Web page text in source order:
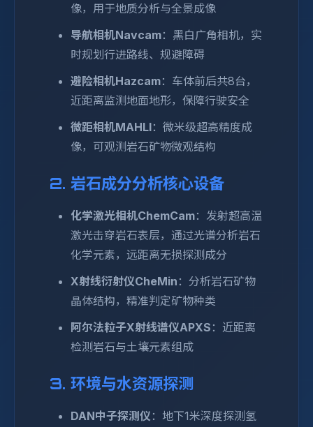
像，用于地质分析与全景成像
导航相机Navcam：黑白广角相机，实
时规划行进路线、规避障碍
避险相机Hazcam：车体前后共8台，
近距离监测地面地形，保障行驶安全
微距相机MAHLI：微米级超高精度成
像，可观测岩石矿物微观结构
2. 岩石成分分析核心设备
化学激光相机ChemCam：发射超高温
激光击穿岩石表层，通过光谱分析岩石
化学元素，远距离无损探测成分
X射线衍射仪CheMin ：分析岩石矿物
晶体结构，精准判定矿物种类
阿尔法粒子X射线谱仪APXS ：近距离
检测岩石与土壤元素组成
3. 环境与水资源探测
DAN中子探测仪 ：地下1米深度探测氢